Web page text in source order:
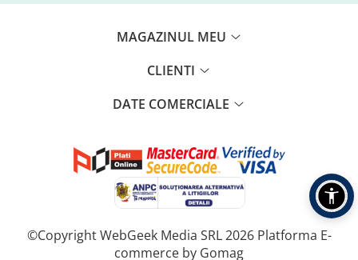
MAGAZINUL MEU
CLIENTI
DATE COMERCIALE
©Copyright WebGeek Media SRL 2026 Platforma E-
commerce by Gomag